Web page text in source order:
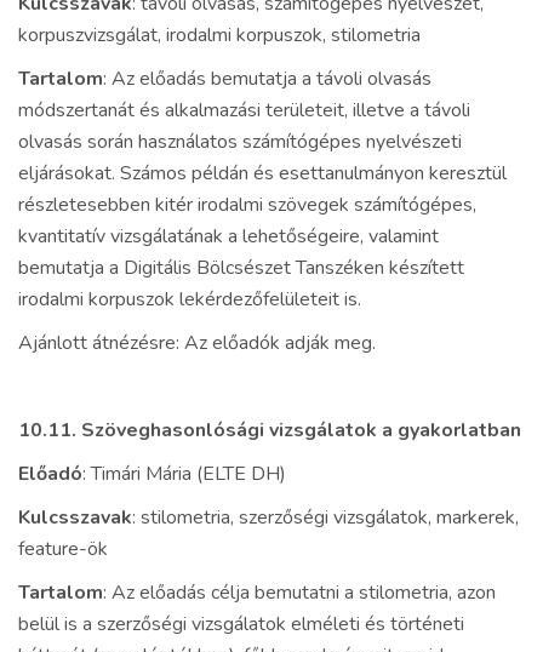
korpuszvizsgálat, irodalmi korpuszok, stilometria
Tartalom: Az előadás bemutatja a távoli olvasás
módszertanát és alkalmazási területeit, illetve a távoli
olvasás során használatos számítógépes nyelvészeti
eljárásokat. Számos példán és esettanulmányon keresztül
részletesebben kitér irodalmi szövegek számítógépes,
kvantitatív vizsgálatának a lehetőségeire, valamint
bemutatja a Digitális Bölcsészet Tanszéken készített
irodalmi korpuszok lekérdezőfelületeit is.
Ajánlott átnézésre: Az előadók adják meg.
10.11. Szöveghasonlósági vizsgálatok a gyakorlatban
Előadó: Timári Mária (ELTE DH)
Kulcsszavak: stilometria, szerzőségi vizsgálatok, markerek,
feature-ök
Tartalom: Az előadás célja bemutatni a stilometria, azon
belül is a szerzőségi vizsgálatok elméleti és történeti